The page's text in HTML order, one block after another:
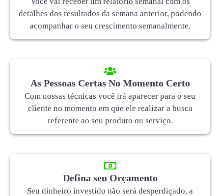
detalhes dos resultados da semana anterior, podendo
acompanhar o seu crescimento semanalmente.
As Pessoas Certas No Momento Certo
Com nossas técnicas você irá aparecer para o seu
cliente no momento em que ele realizar a busca
referente ao seu produto ou serviço.
Defina seu Orçamento
Seu dinheiro investido não será desperdiçado, a